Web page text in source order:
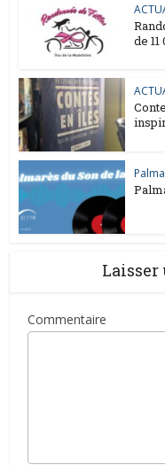
de
Commentaire